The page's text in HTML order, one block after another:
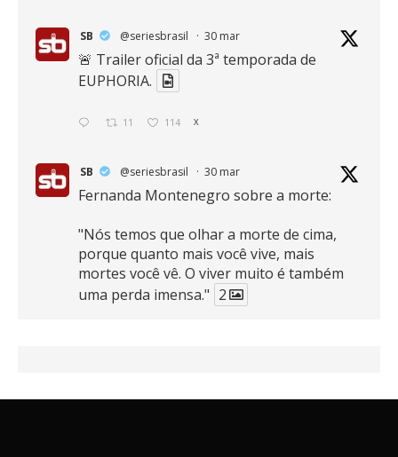
SB @seriesbrasil · 30 mar
🚨 Trailer oficial da 3ª temporada de
EUPHORIA.
11 114 X
SB @seriesbrasil · 30 mar
Fernanda Montenegro sobre a morte:
"Nós temos que olhar a morte de cima,
porque quanto mais você vive, mais
mortes você vê. O viver muito é também
uma perda imensa." 2